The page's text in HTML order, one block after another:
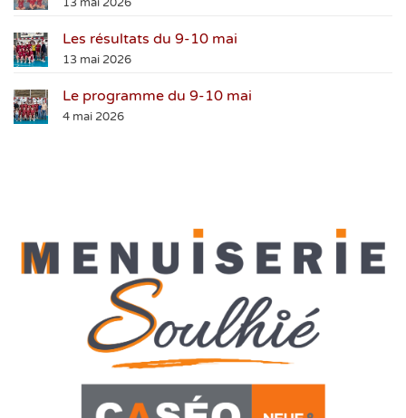
Les résultats du 9-10 mai
13 mai 2026
Le programme du 9-10 mai
4 mai 2026